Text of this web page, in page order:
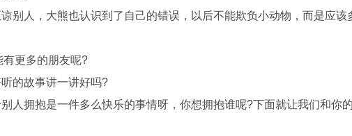
人，大熊也认识到了自己的错误，以后不能欺负小动物，而是应该
更多的朋友呢?
的故事讲一讲好吗?
拥抱是一件多么快乐的事情呀，你想拥抱谁呢?下面就让我们和你